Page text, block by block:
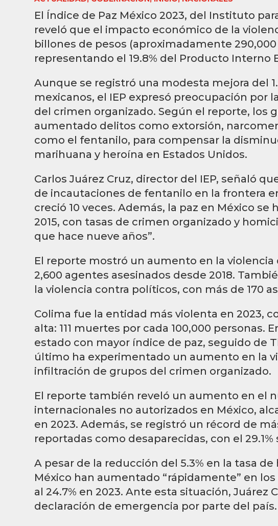
El Índice de Paz México 2023, del Instituto
reveló que el impacto económico de la
billones de pesos (aproximadamente
representando el 19.8% del Producto Interno
Aunque se registró una modesta mejora del
mexicanos, el IEP expresó preocupación por
del crimen organizado. Según el reporte, los
aumentado delitos como extorsión,
como el fentanilo, para compensar la
marihuana y heroína en Estados Unidos.
Carlos Juárez Cruz, director del IEP, señaló
de incautaciones de fentanilo en la frontera
creció 10 veces. Además, la paz en México se
2015, con tasas de crimen organizado y
que hace nueve años”.
El reporte mostró un aumento en la violencia
2,600 agentes asesinados desde 2018.
la violencia contra políticos, con más de 170
Colima fue la entidad más violenta en 2023,
alta: 111 muertes por cada 100,000 personas.
estado con mayor índice de paz, seguido de
último ha experimentado un aumento en la
infiltración de grupos del crimen organizado.
El reporte también reveló un aumento en el
internacionales no autorizados en México,
en 2023. Además, se registró un récord de
reportadas como desaparecidas, con el
A pesar de la reducción del 5.3% en la tasa
México han aumentado “rápidamente” en
al 24.7% en 2023. Ante esta situación, Juárez
declaración de emergencia por parte del país.